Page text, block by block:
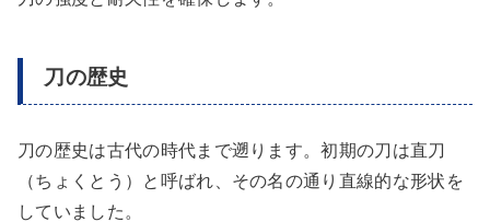
刀の歴史
刀の歴史は古代の時代まで遡ります。初期の刀は直刀
（ちょくとう）と呼ばれ、その名の通り直線的な形状を
していました。